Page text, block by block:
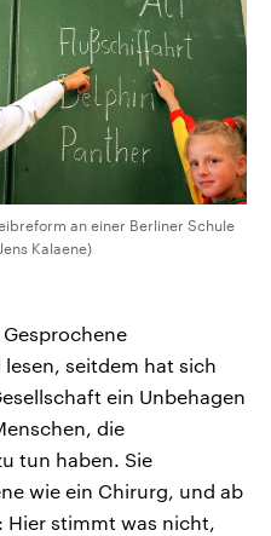
an einer Berliner Schule
Kalaene)
seitdem hat sich
ein Unbehagen
die
tun haben. Sie
wie ein Chirurg, und ab
Hier stimmt was nicht,